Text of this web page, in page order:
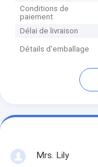
Conditions de
paiement
Délai de livraison
Détails d'emballage
Mrs. Lily